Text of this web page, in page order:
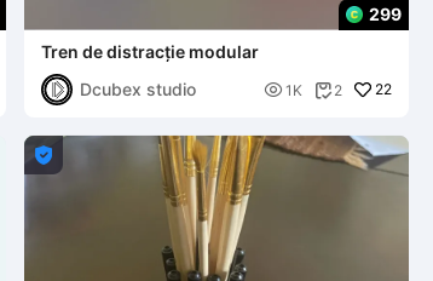
299
Tren de distracție modular
Dcubex studio
 1K  2 22
